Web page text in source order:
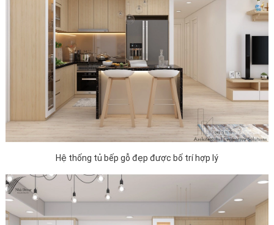
Hệ thống tủ bếp gỗ đẹp được bố trí hợp lý